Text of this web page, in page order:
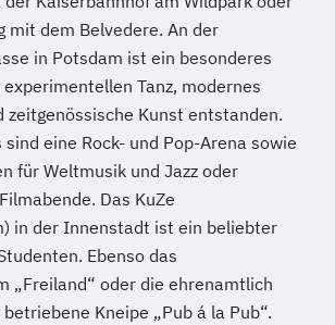
mit dem Belvedere. An der
in Potsdam ist ein besonderes
Tanz, modernes
zeitgenössische Kunst entstanden.
eine Rock- und Pop-Arena sowie
für Weltmusik und Jazz oder
Das KuZe
in der Innenstadt ist ein beliebter
Ebenso das
„Freiland“ oder die ehrenamtlich
Kneipe „Pub á la Pub“.